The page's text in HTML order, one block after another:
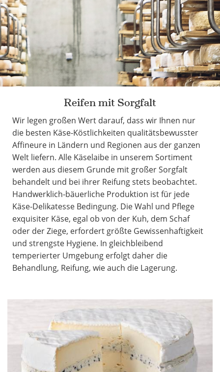
Reifen mit Sorgfalt
Wir legen großen Wert darauf, dass wir Ihnen nur
die besten Käse-Köstlichkeiten qualitätsbewusster
Affineure in Ländern und Regionen aus der ganzen
Welt liefern. Alle Käselaibe in unserem Sortiment
werden aus diesem Grunde mit großer Sorgfalt
behandelt und bei ihrer Reifung stets beobachtet.
Handwerklich-bäuerliche Produktion ist für jede
Käse-Delikatesse Bedingung. Die Wahl und Pflege
exquisiter Käse, egal ob von der Kuh, dem Schaf
oder der Ziege, erfordert größte Gewissenhaftigkeit
und strengste Hygiene. In gleichbleibend
temperierter Umgebung erfolgt daher die
Behandlung, Reifung, wie auch die Lagerung.